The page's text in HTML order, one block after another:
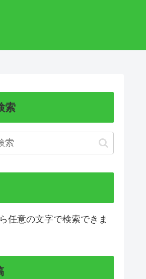
索
任意の文字で検索できま